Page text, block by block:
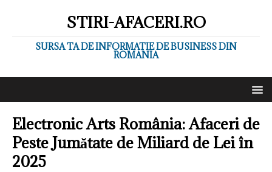
STIRI-AFACERI.RO
SURSA TA DE INFORMATIE DE BUSINESS DIN
ROMANIA
Electronic Arts România: Afaceri de
Peste Jumătate de Miliard de Lei în
2025